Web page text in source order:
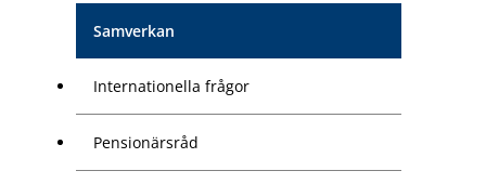
Samverkan
Internationella frågor
Pensionärsråd